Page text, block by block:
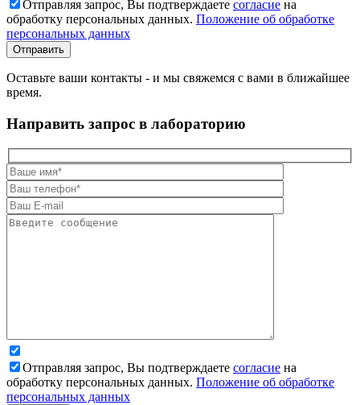
Отправляя запрос, Вы подтверждаете согласие на
обработку персональных данных. Положение об обработке
персональных данных
Оставьте ваши контакты - и мы свяжемся с вами в ближайшее
время.
Направить запрос в лабораторию
Отправляя запрос, Вы подтверждаете согласие на
обработку персональных данных. Положение об обработке
персональных данных